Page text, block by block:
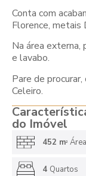
Conta com
Florence, metais
Na área externa,
e lavabo.
Pare de
Celeiro.
do Imóvel
452 m2
4 Quartos